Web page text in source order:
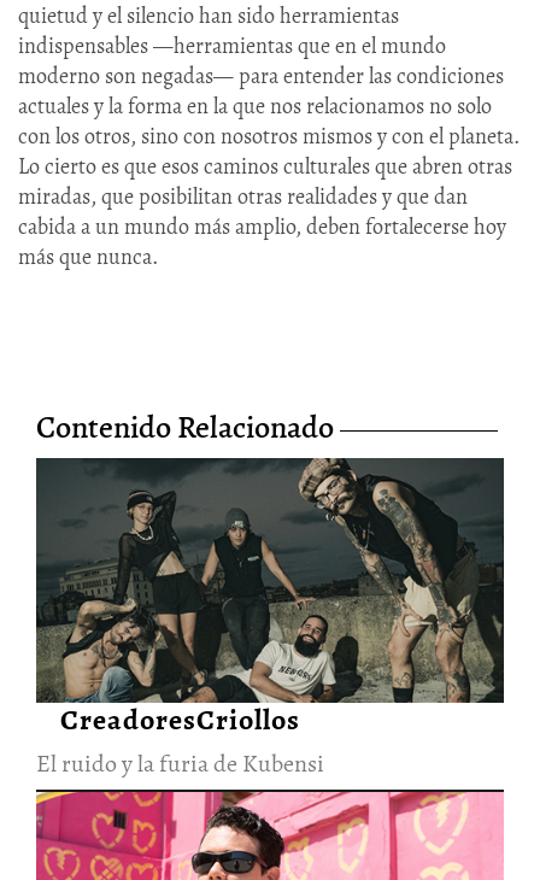
quietud y el silencio han sido herramientas
indispensables —herramientas que en el mundo
moderno son negadas— para entender las condiciones
actuales y la forma en la que nos relacionamos no solo
con los otros, sino con nosotros mismos y con el planeta.
Lo cierto es que esos caminos culturales que abren otras
miradas, que posibilitan otras realidades y que dan
cabida a un mundo más amplio, deben fortalecerse hoy
más que nunca.
Contenido Relacionado
El ruido y la furia de Kubensi
28/Jun/2026
CreadoresCriollos
El ruido y la furia de Kubensi